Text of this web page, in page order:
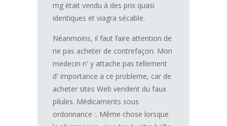
mg était vendu à des prix quasi
identiques et viagra sécable.
Néanmoins, il faut faire attention de
ne pas acheter de contrefaçon. Mon
medecin n' y attache pas tellement
d' importance a ce probleme, car de
acheter sites Web vendent du faux
pilules. Médicaments sous
ordonnance :. Même chose lorsque